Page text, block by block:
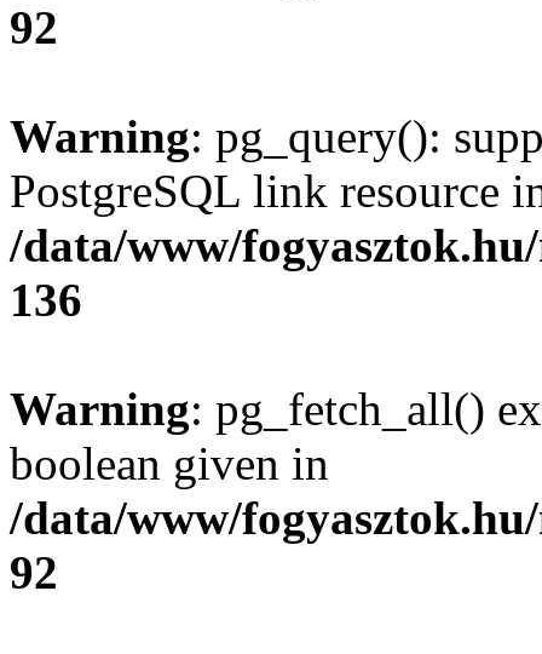
92
Warning: pg_query():
PostgreSQL link resource
/data/www/
136
Warning: pg_fetch_all()
boolean given in
/data/www/
92